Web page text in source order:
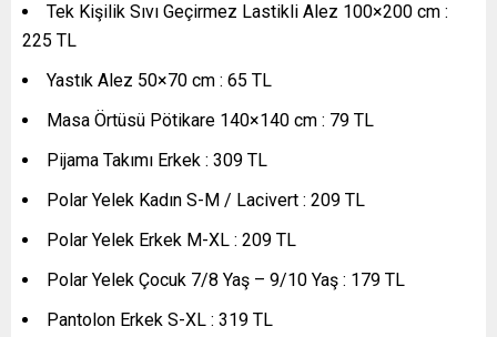
Tek Kişilik Sıvı Geçirmez Lastikli Alez 100×200 cm :
225 TL
Yastık Alez 50×70 cm : 65 TL
Masa Örtüsü Pötikare 140×140 cm : 79 TL
Pijama Takımı Erkek : 309 TL
Polar Yelek Kadın S-M / Lacivert : 209 TL
Polar Yelek Erkek M-XL : 209 TL
Polar Yelek Çocuk 7/8 Yaş – 9/10 Yaş : 179 TL
Pantolon Erkek S-XL : 319 TL